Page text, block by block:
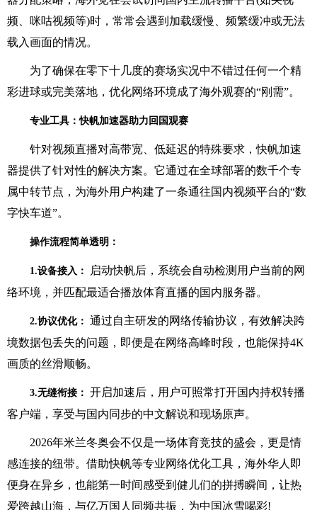
频、咪咕视频等)时，常常会遇到加载缓慢、频繁缓冲或无法
载入画面的情况。
为了确保在零下十几度的赛场实况中不错过任何一个精
彩进球或完美落地，优化网络环境成了海外观赛的“刚需”。
专业工具：快帆加速器助力回国观赛
针对视频直播对高带宽、低延迟的特殊要求，快帆加速
器提供了针对性的解决方案。它通过在全球部署的数千个专
属中转节点，为海外用户构建了一条通往国内视频平台的“数
字快车道”。
操作流程简单透明：
1.设备接入：
启动快帆后，系统会自动检测用户当前的网
络环境，并匹配最适合播放体育直播的国内服务器。
2.协议优化： 通过自主研发的网络传输协议，有效解决跨
境数据包丢失的问题，即便是在网络高峰时段，也能保持4K
画质的丝滑顺畅。
3.无缝衔接： 开启加速后，用户可照常打开国内持权转播
客户端，享受与国内同步的中文解说和现场原声。
2026年米兰冬奥会不仅是一场体育竞技的盛会，更是情
感连接的纽带。借助快帆等专业网络优化工具，海外华人即
便身在异乡，也能第一时间感受到健儿们的拼搏瞬间，让热
爱跨越山海，与亿万国人同频共振，为中国冰雪喝彩!